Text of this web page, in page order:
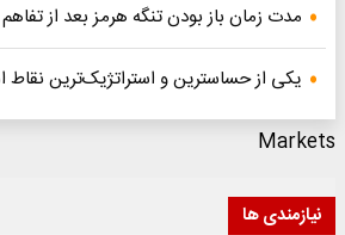
مدت زمان باز بودن تنگه هرمز بعد از
یکی از حساسترین و استراتژیک‌ترین نقاط
Markets
نیازمندی ها